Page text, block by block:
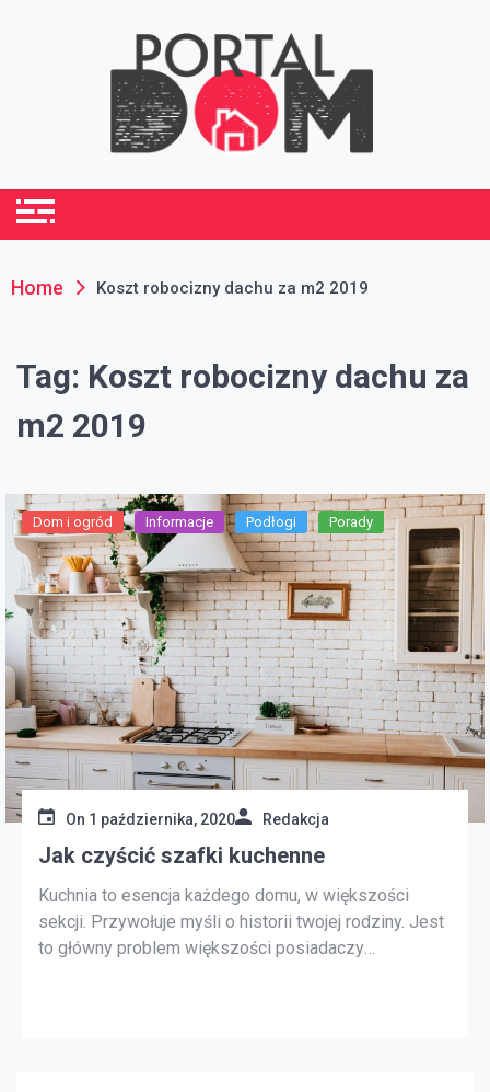
portaldom.com.pl
Home Koszt robocizny dachu za m2 2019
Tag: Koszt robocizny dachu za
m2 2019
Dom i ogród Informacje Podłogi Porady
On 1 października, 2020 Redakcja
Jak czyścić szafki kuchenne
Kuchnia to esencja każdego domu, w większości
sekcji. Przywołuje myśli o historii twojej rodziny. Jest
to główny problem większości posiadaczy